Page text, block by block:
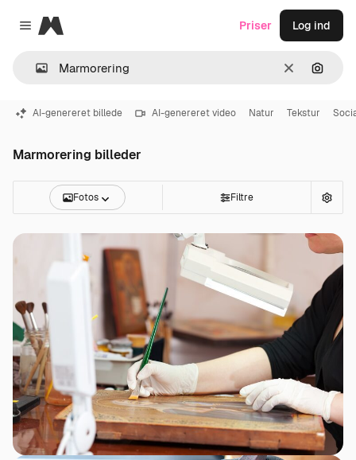
Close menu
Magnific
Klar Søg
Priser Log ind
AI-genereret billede AI-genereret video Natur Tekstur
Marmorering billeder
Fotos Filtre